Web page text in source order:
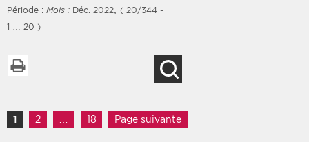
prochains jours
Communiqués des 10
derniers jours
Rendez-vous
Les deux
Période : Mois : Déc. 2022, ( 20/344 -
1 … 20 )
Navigation des articles
Page
1 Page
2 Page
18 Page suivante